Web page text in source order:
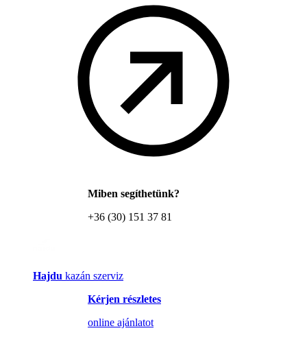
Miben segíthetünk?
+36 (30) 151 37 81
Hajdu kazán szerviz
Kérjen részletes
online ajánlatot